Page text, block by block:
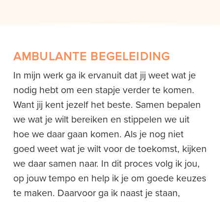
AMBULANTE BEGELEIDING
In mijn werk ga ik ervanuit dat jij weet wat je
nodig hebt om een stapje verder te komen.
Want jij kent jezelf het beste. Samen bepalen
we wat je wilt bereiken en stippelen we uit
hoe we daar gaan komen. Als je nog niet
goed weet wat je wilt voor de toekomst, kijken
we daar samen naar. In dit proces volg ik jou,
op jouw tempo en help ik je om goede keuzes
te maken. Daarvoor ga ik naast je staan,